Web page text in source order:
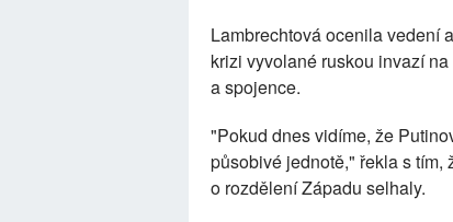
Lambrechtová ocenila vedení
krizi vyvolané ruskou invazí
a spojence.
"Pokud dnes vidíme, že
působivé jednotě," řekla s
o rozdělení Západu selhaly.